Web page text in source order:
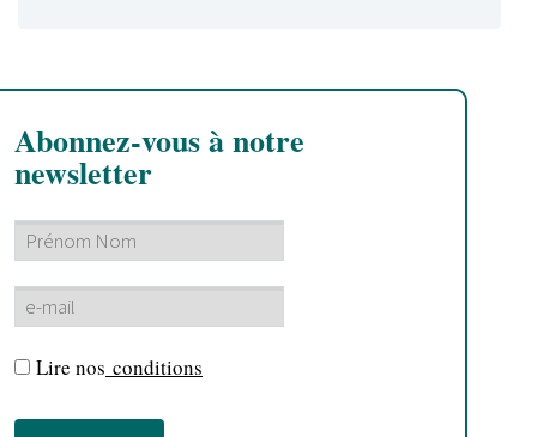
Abonnez-vous à notre
newsletter
Lire nos conditions